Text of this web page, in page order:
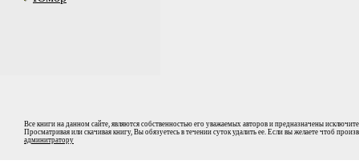
Все книги на данном сайте, являются собственностью его уважаемых авторов и предназначены
Просматривая или скачивая книгу, Вы обязуетесь в течении суток удалить ее. Если вы желаете чтоб
админитратору